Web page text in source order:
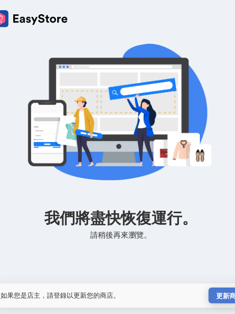
我們將盡快恢復運行。
請稍後再來瀏覽。
如果您是店主，請登錄以更新您的商店。 更新